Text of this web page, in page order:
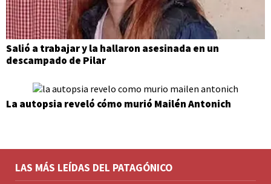
Salió a trabajar y la hallaron asesinada en un
descampado de Pilar
La autopsia reveló cómo murió Mailén Antonich
LAS MÁS LEÍDAS DEL PATAGÓNICO